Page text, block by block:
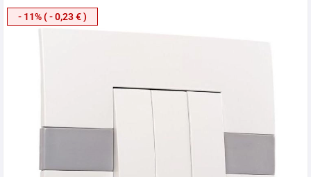
Преминете
към
- 11% ( - 0,23 € )